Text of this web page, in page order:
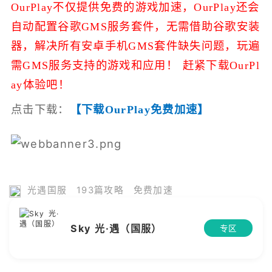
OurPlay不仅提供免费的游戏加速，OurPlay还会
自动配置谷歌GMS服务套件，无需借助谷歌安装
器，解决所有安卓手机GMS套件缺失问题，玩遍
需GMS服务支持的游戏和应用！ 赶紧下载OurPl
ay体验吧！
点击下载： 【下载OurPlay免费加速】
光遇国服 193篇攻略 免费加速
Sky 光·遇（国服） 专区